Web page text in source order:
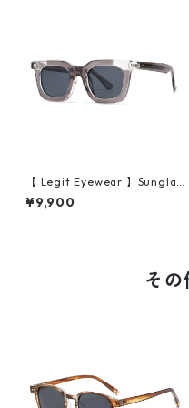
【 Legit Eyewear 】Sunglas
ses Konoe (Clear Grey/Gre
y)
¥9,900
その